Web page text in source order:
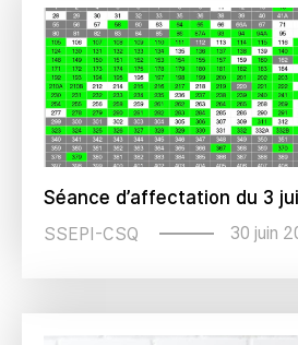
Séance d’affectation du 3
SSEPI-CSQ 30 juin